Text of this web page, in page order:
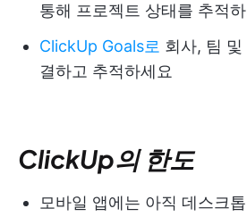
통해 프로젝트 상태를 추적
ClickUp Goals로 회사, 팀
결하고 추적하세요
ClickUp의 한도
모바일 앱에는 아직 데스크